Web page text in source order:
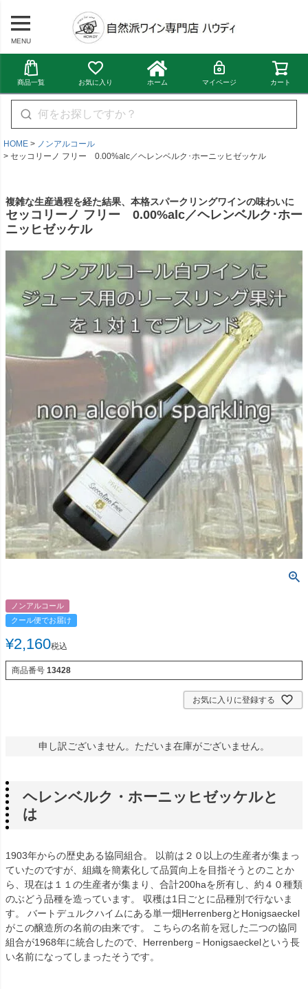
MENU
商品一覧 お気に入り ホーム マイページ カート
HOME
ノンアルコール
セッコリーノ フリー 0.00%alc／ヘレンベルク･ホーニッヒゼッケル
複雑な生産過程を経た結果、本格スパークリングワインの味わいに
セッコリーノ フリー 0.00%alc／ヘレンベルク･ホー
ニッヒゼッケル
ノンアルコール
クール便でお届け
¥2,160税込
商品番号 13428
お気に入りに登録する
申し訳ございません。ただいま在庫がございません。
ヘレンベルク・ホーニッヒゼッケルと
は
1903年からの歴史ある協同組合。 以前は２０以上の生産者が集まっ
ていたのですが、組織を簡素化して品質向上を目指そうとのことか
ら、現在は１１の生産者が集まり、合計200haを所有し、約４０種類
のぶどう品種を造っています。 収穫は1日ごとに品種別で行ないま
す。 バートデュルクハイムにある単一畑HerrenbergとHonigsaeckel
がこの醸造所の名前の由来です。 こちらの名前を冠した二つの協同
組合が1968年に統合したので、Herrenberg－Honigsaeckelという長
い名前になってしまったそうです。